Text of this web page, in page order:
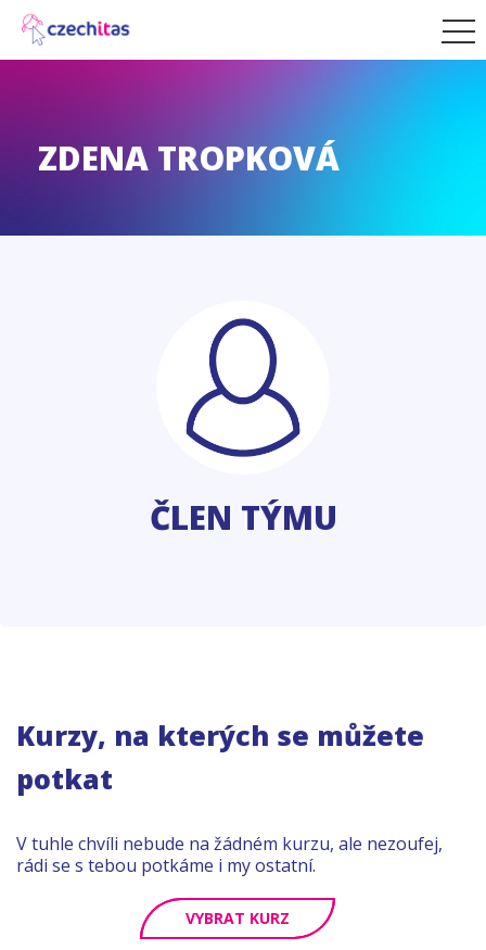
ZDENA TROPKOVÁ
ČLEN TÝMU
Kurzy, na kterých se můžete
potkat
V tuhle chvíli nebude na žádném kurzu, ale nezoufej,
rádi se s tebou potkáme i my ostatní.
VYBRAT KURZ